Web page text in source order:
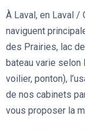
À Laval, en Laval /
naviguent
des Prairies, lac
bateau varie selon
voilier, ponton),
de nos cabinets
vous proposer la